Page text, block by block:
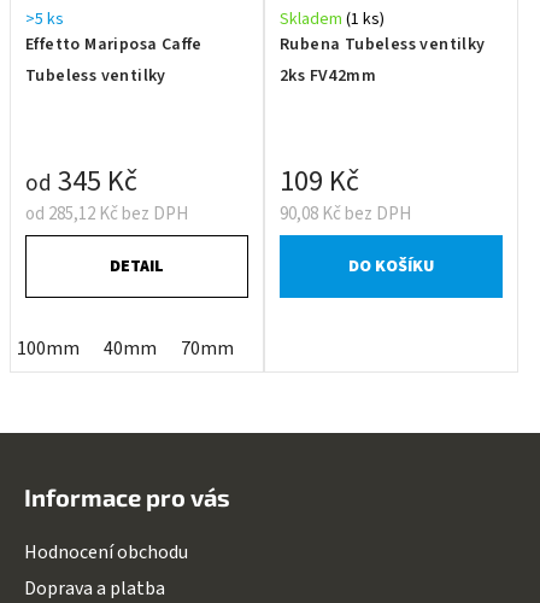
Effetto Mariposa Caffe
Tubeless ventilky
>5 ks
od 285,12 Kč bez DPH
od 345 Kč
DETAIL
100mm 40mm 70mm
Rubena Tubeless ventilky
2ks FV42mm
Skladem (1 ks)
90,08 Kč bez DPH
109 Kč
DO KOŠÍKU
Informace pro vás
Hodnocení obchodu
Doprava a platba